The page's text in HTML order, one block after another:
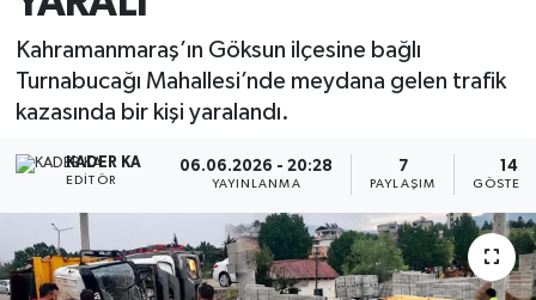
Kahramanmaraş’ın Göksun ilçesine bağlı
Turnabucağı Mahallesi’nde meydana gelen trafik
kazasında bir kişi yaralandı.
KADER KA
EDITÖR
06.06.2026 - 20:28
YAYINLANMA
7
PAYLAŞIM
14
Tüm Manşetler
Son Dakika Haberleri
Haber Arşivi